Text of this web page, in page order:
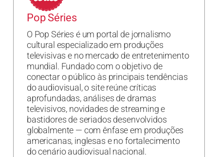
Pop Séries
O Pop Séries é um portal de jornalismo
cultural especializado em produções
televisivas e no mercado de entretenimento
mundial. Fundado com o objetivo de
conectar o público às principais tendências
do audiovisual, o site reúne críticas
aprofundadas, análises de dramas
televisivos, novidades de streaming e
bastidores de seriados desenvolvidos
globalmente — com ênfase em produções
americanas, inglesas e no fortalecimento
do cenário audiovisual nacional.